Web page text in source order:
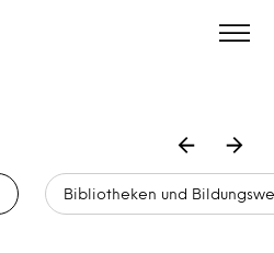
Bibliotheken und